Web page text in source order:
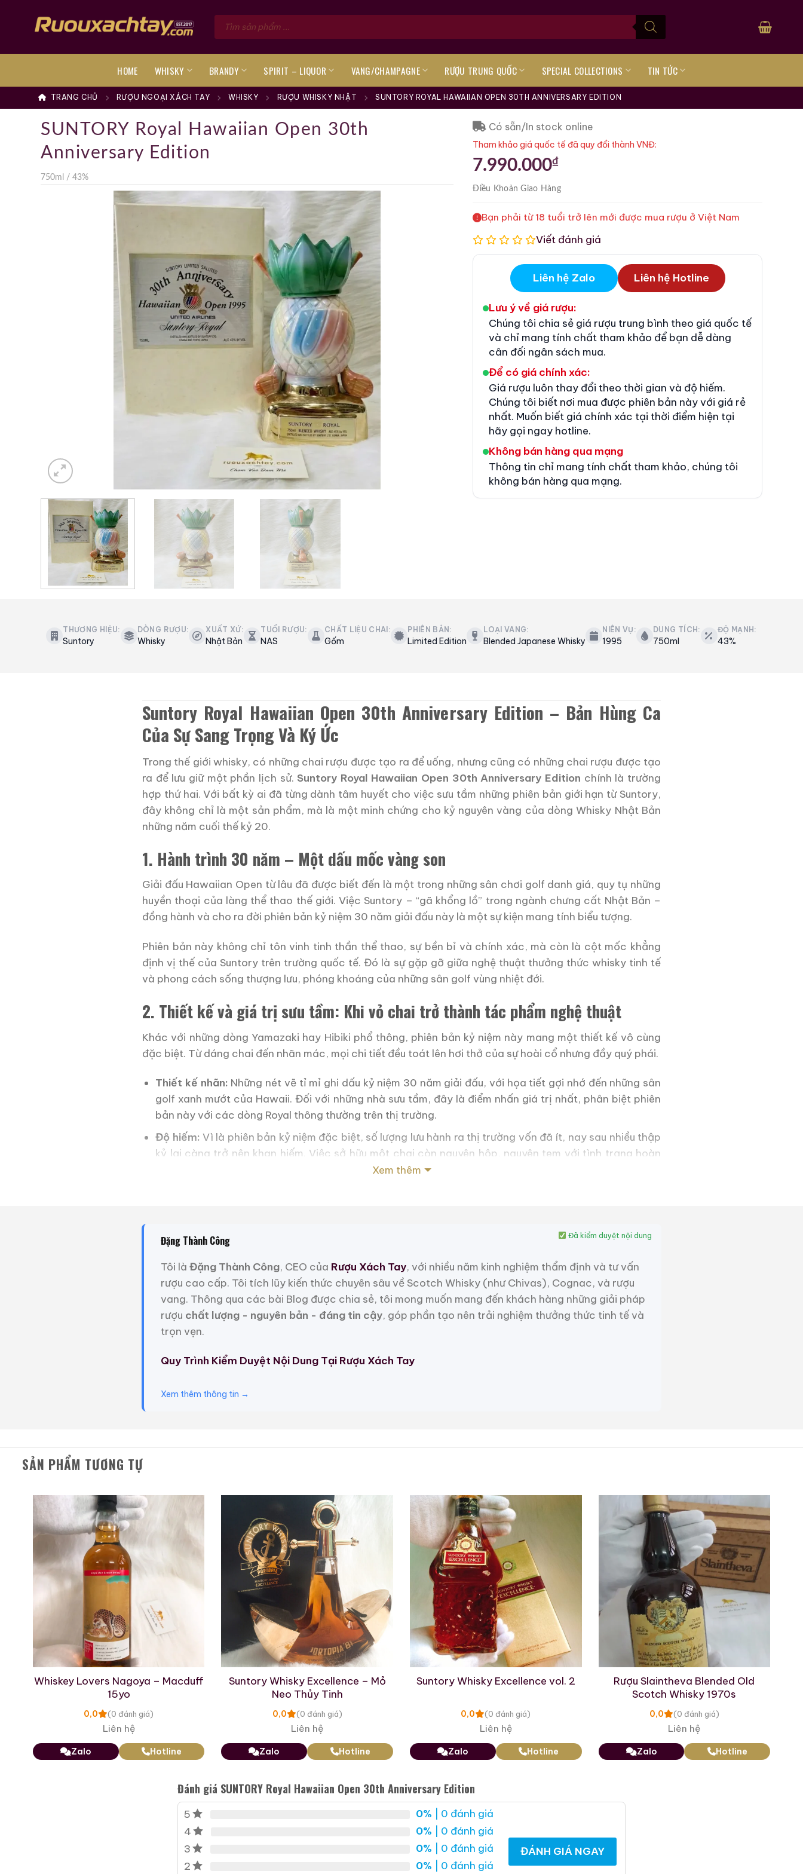
Tìm
kiếm
HOME WHISKY BRANDY SPIRIT – LIQUOR VANG/CHAMPAGNE RƯỢU TRUNG QUỐC SPECIAL COLLECTIONS TIN TỨC
TRANG CHỦ RƯỢU NGOẠI XÁCH TAY WHISKY RƯỢU WHISKY NHẬT SUNTORY ROYAL HAWAIIAN OPEN 30TH ANNIVERSARY EDITION
SUNTORY Royal Hawaiian Open 30th
Anniversary Edition
750ml / 43%
Có sẵn/In stock online
Tham khảo giá quốc tế đã quy đổi thành VNĐ:
7.990.000₫
Điều KhoảnGiao Hàng
Bạn phải từ 18 tuổi trở lên mới được mua rượu ở Việt Nam
Viết đánh giá
Liên hệ Zalo Liên hệ Hotline
Lưu ý về giá rượu:
Chúng tôi chia sẻ giá rượu trung bình theo giá quốc tế
và chỉ mang tính chất tham khảo để bạn dễ dàng
cân đối ngân sách mua.
Để có giá chính xác:
Giá rượu luôn thay đổi theo thời gian và độ hiếm.
Chúng tôi biết nơi mua được phiên bản này với giá rẻ
nhất. Muốn biết giá chính xác tại thời điểm hiện tại
hãy gọi ngay hotline.
Không bán hàng qua mạng
Thông tin chỉ mang tính chất tham khảo, chúng tôi
không bán hàng qua mạng.
THƯƠNG HIỆU:
Suntory
DÒNG RƯỢU:
Whisky
XUẤT XỨ:
Nhật Bản
TUỔI RƯỢU:
NAS
CHẤT LIỆU CHAI:
Gốm
PHIÊN BẢN:
Limited Edition
LOẠI VANG:
Blended Japanese Whisky
NIÊN VỤ:
1995
DUNG TÍCH:
750ml
ĐỘ MẠNH:
43%
Suntory Royal Hawaiian Open 30th Anniversary Edition – Bản Hùng Ca
Của Sự Sang Trọng Và Ký Ức
Trong thế giới whisky, có những chai rượu được tạo ra để uống, nhưng cũng có những chai rượu được tạo
ra để lưu giữ một phần lịch sử. Suntory Royal Hawaiian Open 30th Anniversary Edition chính là trường
hợp thứ hai. Với bất kỳ ai đã từng dành tâm huyết cho việc sưu tầm những phiên bản giới hạn từ Suntory,
đây không chỉ là một sản phẩm, mà là một minh chứng cho kỷ nguyên vàng của dòng Whisky Nhật Bản
những năm cuối thế kỷ 20.
1. Hành trình 30 năm – Một dấu mốc vàng son
Giải đấu Hawaiian Open từ lâu đã được biết đến là một trong những sân chơi golf danh giá, quy tụ những
huyền thoại của làng thể thao thế giới. Việc Suntory – “gã khổng lồ” trong ngành chưng cất Nhật Bản –
đồng hành và cho ra đời phiên bản kỷ niệm 30 năm giải đấu này là một sự kiện mang tính biểu tượng.
Phiên bản này không chỉ tôn vinh tinh thần thể thao, sự bền bỉ và chính xác, mà còn là cột mốc khẳng
định vị thế của Suntory trên trường quốc tế. Đó là sự gặp gỡ giữa nghệ thuật thưởng thức whisky tinh tế
và phong cách sống thượng lưu, phóng khoáng của những sân golf vùng nhiệt đới.
2. Thiết kế và giá trị sưu tầm: Khi vỏ chai trở thành tác phẩm nghệ thuật
Khác với những dòng Yamazaki hay Hibiki phổ thông, phiên bản kỷ niệm này mang một thiết kế vô cùng
đặc biệt. Từ dáng chai đến nhãn mác, mọi chi tiết đều toát lên hơi thở của sự hoài cổ nhưng đầy quý phái.
Thiết kế nhãn: Những nét vẽ tỉ mỉ ghi dấu kỷ niệm 30 năm giải đấu, với họa tiết gợi nhớ đến những sân
golf xanh mướt của Hawaii. Đối với những nhà sưu tầm, đây là điểm nhấn giá trị nhất, phân biệt phiên
bản này với các dòng Royal thông thường trên thị trường.
Độ hiếm: Vì là phiên bản kỷ niệm đặc biệt, số lượng lưu hành ra thị trường vốn đã ít, nay sau nhiều thập
kỷ lại càng trở nên khan hiếm. Việc sở hữu một chai còn nguyên hộp, nguyên tem với tình trạng hoàn
hảo là niềm mơ ước của nhiều “tay chơi” whisky Nhật.
Dòng Suntory Royal từ lâu đã được coi là đỉnh cao của sự phối trộn trong phân khúc whisky cao cấp của
Suntory (trước khi những cái tên như Yamazaki hay Hibiki lên ngôi).
Hương:Vẫn giữ được sự mượt mà đặc trưng, hương thơm của dòng 30th Anniversary này mang theo
sự hòa quyện giữa hương mật ong, hoa cỏ nhiệt đới và chút cay nồng nhẹ nhàng của gỗ sồi già.
Vị:Sự êm ái khi chạm đầu lưỡi là cảm giác đầu tiên, sau đó là tầng hương vị phức hợp, sâu lắng, đậm đà
nhưng vô cùng thanh tao. Đây là sự kết hợp hoàn hảo giữa kỹ thuật phối trộn điêu luyện của các
Hậu vị:Dư vị kéo dài, ấm áp, khiến người thưởng thức phải chậm rãi cảm nhận như đang đắm chìm vào
4. Tại sao phiên bản này lại “đáng đồng tiền bát gạo”?
Chất lượng.
Khả năng tăng trưởng:Những phiên bản kỷ niệm có liên quan đến các giải đấu lớn luôn có giá trị bền
vững trong các sàn đấu giá whisky quốc tế. Theo thời gian, những chai rượu này sẽ chỉ trở nên đắt đỏ
hơn chứ hiếm khi mất giá.
Món quà của sự đẳng cấp:
Nếu bạn là người yêu thích thể thao, đặc biệt là golf, đây là món đồ trang
trí hoàn hảo nhất trong căn phòng sưu tập, khơi gợi những câu chuyện thú vị mỗi khi tiếp khách.
5. Lời khuyên cho nhà sưu tầm
Sở hữu một siêu phẩm nhưSuntory Royal Hawaiian Open 30th Anniversary Edition, bạn cần lưu ý:
Bảo quản:
Hãy giữ chai ở nơi tránh ánh sáng trực tiếp, nhiệt độ ổn định để bảo vệ nhãn chai nguyên
vẹn. Nhãn chai của phiên bản này là “linh hồn” của giá trị sưu tầm.
Hiện nay trên thị trường có nhiều phiên bản giả mạo, hãy luôn tìm mua từ những nguồn uy tín
hoặc các chuyên gia sưu tầm có kinh nghiệm lâu năm để đảm bảo tính xác thực.
Suntory Royal Hawaiian Open 30th Anniversary Edition không chỉ là một chai rượu, nó là một chương hồi
của lịch sử whisky Nhật Bản. Đối với những nhà sưu tầm chân chính, đây là một bảo vật không thể thiếu,
đại diện cho tinh hoa, cho sự kết nối giữa văn hóa Nhật Bản và thế giới thể thao quốc tế.
Hy vọng những chia sẻ của tôi sẽ giúp bạn hiểu rõ hơn về giá trị của tuyệt phẩm này. Nếu bạn có bất kỳ
Xem thêm
Đặng Thành Công
Tôi là Đặng Thành Công, CEO của Rượu Xách Tay, với nhiều năm kinh nghiệm thẩm định và tư vấn
rượu cao cấp. Tôi tích lũy kiến thức chuyên sâu về Scotch Whisky (như Chivas), Cognac, và rượu
vang. Thông qua các bài Blog được chia sẻ, tôi mong muốn mang đến khách hàng những giải pháp
rượu chất lượng - nguyên bản - đáng tin cậy, góp phần tạo nên trải nghiệm thưởng thức tinh tế và
trọn vẹn.
Quy Trình Kiểm Duyệt Nội Dung Tại Rượu Xách Tay
Xem thêm thông tin →
Đã kiểm duyệt nội dung
SẢN PHẨM TƯƠNG TỰ
Whiskey Lovers Nagoya – Macduff
15yo
0,0 (0 đánh giá)
Liên hệ
Zalo Hotline
Suntory Whisky Excellence – Mỏ
Neo Thủy Tinh
0,0 (0 đánh giá)
Liên hệ
Zalo Hotline
Suntory Whisky Excellence vol. 2
0,0 (0 đánh giá)
Liên hệ
Zalo Hotline
Rượu Slaintheva Blended Old
Scotch Whisky 1970s
0,0 (0 đánh giá)
Liên hệ
Zalo Hotline
Đánh giá SUNTORY Royal Hawaiian Open 30th Anniversary Edition
5 0% | 0 đánh giá
4
0% | 0 đánh giá
3
0% | 0 đánh giá
2
0% | 0 đánh giá
ĐÁNH GIÁ NGAY